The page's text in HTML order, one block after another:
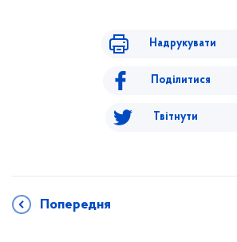
Надрукувати
Поділитися
Твітнути
Попередня